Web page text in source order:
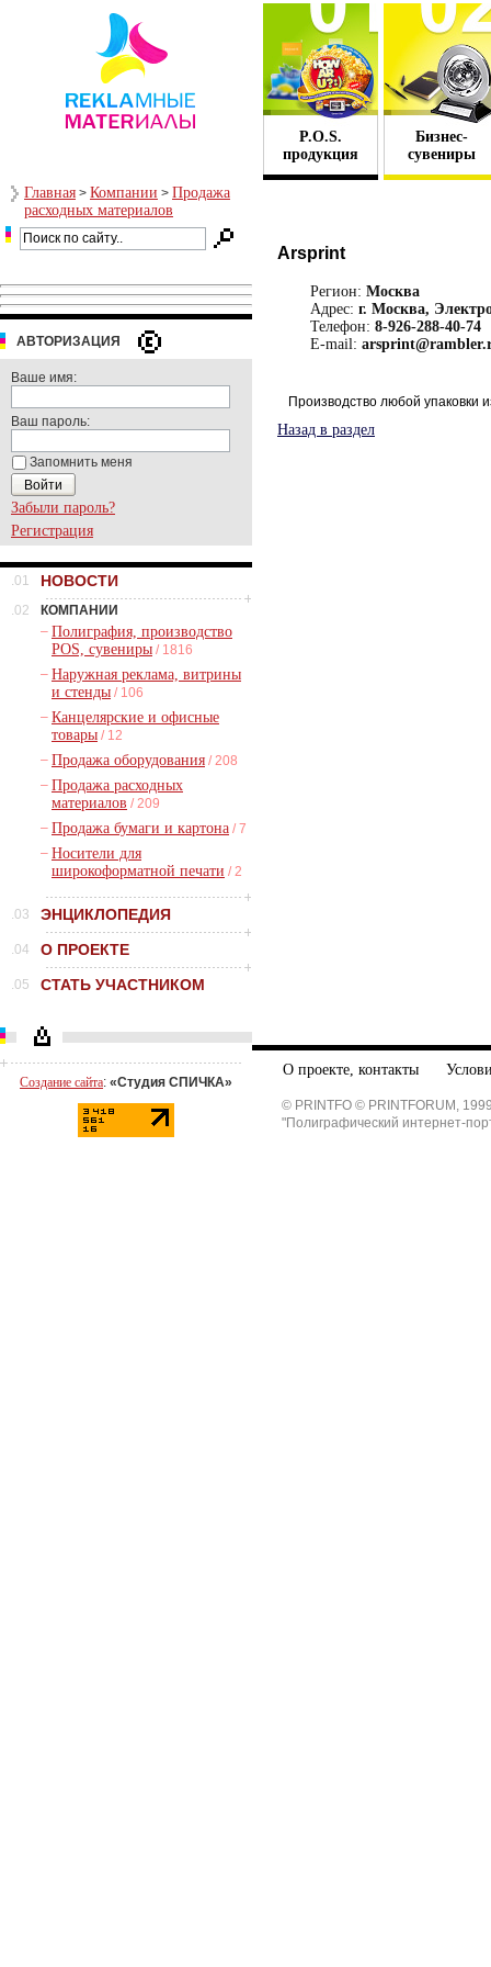
P.O.S.
продукция
Бизнес-
сувениры
Главная > Компании > Продажа
расходных материалов
АВТОРИЗАЦИЯ
Ваше имя:
Ваш пароль:
Запомнить меня
Забыли пароль?
Регистрация
.01 НОВОСТИ
.02
КОМПАНИИ
– Полиграфия, производство
POS, сувениры / 1816
– Наружная реклама, витрины
и стенды / 106
– Канцелярские и офисные
товары / 12
– Продажа оборудования / 208
– Продажа расходных
материалов / 209
– Продажа бумаги и картона / 7
– Носители для
широкоформатной печати / 2
.03 ЭНЦИКЛОПЕДИЯ
.04 О ПРОЕКТЕ
.05 СТАТЬ УЧАСТНИКОМ
Создание сайта: «Студия СПИЧКА»
Arsprint
Регион: Москва
Адрес: г. Москва,
Телефон: 8-926-288-40-74
E-mail:
Производство любой упаковки
Назад в раздел
О проекте, контакты
© PRINTFO © PRINTFORUM,
"Полиграфический интернет-